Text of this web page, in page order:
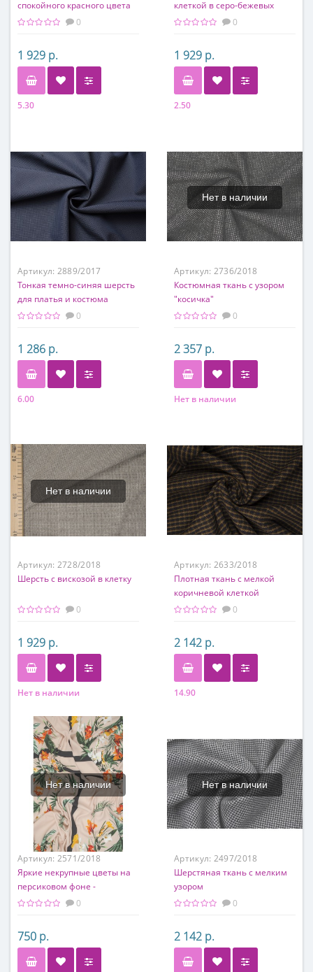
спокойного красного цвета
0
1 929 р.
5.30
клеткой в серо-бежевых
тонах
0
1 929 р.
2.50
Артикул: 2889/2017
Тонкая темно-синяя шерсть
для платья и костюма
0
1 286 р.
6.00
Нет в наличии
Артикул: 2736/2018
Костюмная ткань с узором
"косичка"
0
2 357 р.
Нет в наличии
Нет в наличии
Артикул: 2728/2018
Шерсть с вискозой в клетку
0
1 929 р.
Нет в наличии
60% шерсть, 40% вискоза
Артикул: 2633/2018
Плотная ткань с мелкой
коричневой клеткой
0
2 142 р.
14.90
Нет в наличии
Артикул: 2571/2018
Яркие некрупные цветы на
персиковом фоне -
костюмная ткань
0
750 р.
Нет в наличии
Артикул: 2497/2018
Шерстяная ткань с мелким
узором
0
2 142 р.